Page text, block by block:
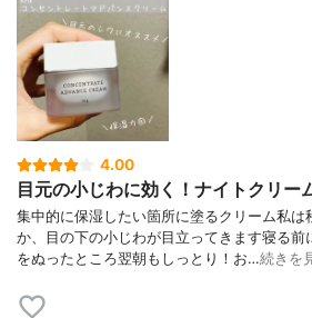
4.00
目元の小じわに効く！ナイトクリー
集中的に保湿したい箇所に塗るクリーム私は
か、目の下の小じわが目立ってきます寝る前
をぬったところ翌朝もしっとり！お…続きを